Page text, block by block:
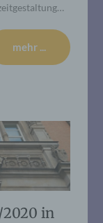
mehr ...
2020 in